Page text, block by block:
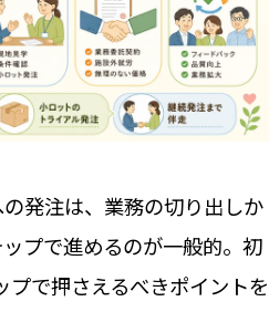
発注は、業務の切り出しか
プで進めるのが一般的。初
プで押さえるべきポイントを